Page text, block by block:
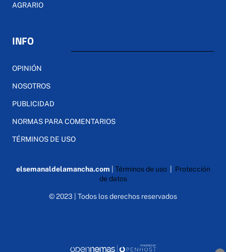
AGRARIO
INFO
OPINIÓN
NOSOTROS
PUBLICIDAD
NORMAS PARA COMENTARIOS
TÉRMINOS DE USO
elsemanaldelamancha.com Términos de uso| Protección
de datos
© 2023 | Todos los derechos reservados